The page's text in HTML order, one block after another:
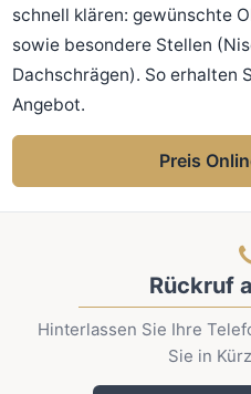
schnell klären: gewünschte
sowie besondere Stellen
Dachschrägen). So erhalten
Angebot.
Preis
Rückruf
Hinterlassen Sie Ihre
Sie in